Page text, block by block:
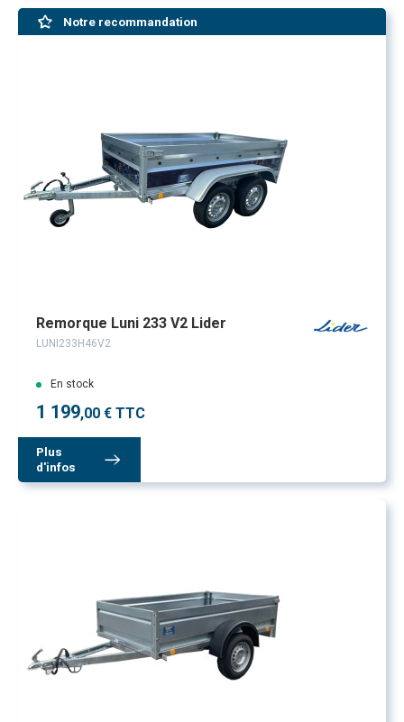
Notre recommandation
Remorque Luni 233 V2 Lider
LUNI233H46V2
En stock
1 199,00 € TTC
Plus
d'infos